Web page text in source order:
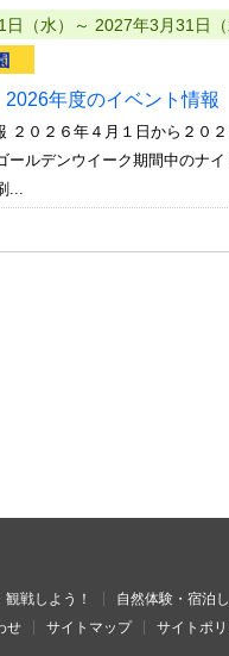
日（水）～ 2027年3月31日（
2026年度のイベント情報
２０２６年４月１日から２０
ールデンウイーク期間中のナ
...
戦しよう！ 自然体験・宿泊
せ サイトマップ サイトポ